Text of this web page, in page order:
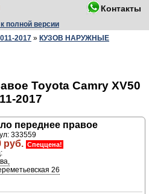
Контакты
полной версии
2017 » КУЗОВ НАРУЖНЫЕ
Toyota Camry XV50
2017
переднее правое
333559
руб. Спеццена!
26